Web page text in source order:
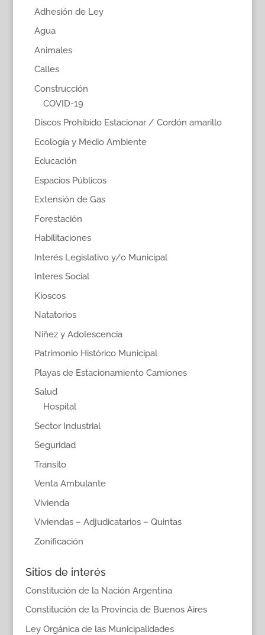
Adhesión de Ley
Agua
Animales
Calles
Construcción
COVID-19
Discos Prohibido Estacionar / Cordón amarillo
Ecología y Medio Ambiente
Educación
Espacios Públicos
Extensión de Gas
Forestación
Habilitaciones
Interés Legislativo y/o Municipal
Interes Social
Kioscos
Natatorios
Niñez y Adolescencia
Patrimonio Histórico Municipal
Playas de Estacionamiento Camiones
Salud
Hospital
Sector Industrial
Seguridad
Transito
Venta Ambulante
Vivienda
Viviendas – Adjudicatarios – Quintas
Zonificación
Sitios de interés
Constitución de la Nación Argentina
Constitución de la Provincia de Buenos Aires
Ley Orgánica de las Municipalidades